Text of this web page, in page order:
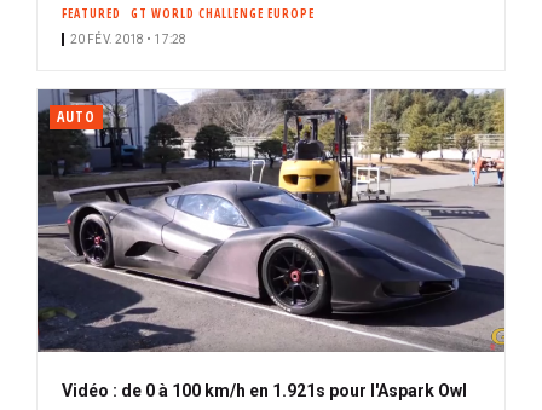
FEATURED GT WORLD CHALLENGE EUROPE
20 FÉV. 2018 • 17:28
AUTO
Vidéo : de 0 à 100 km/h en 1.921s pour l'Aspark Owl